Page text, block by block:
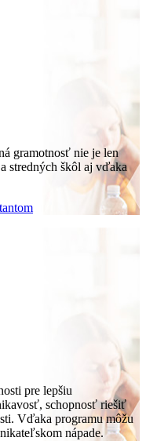
gramotnosť nie je len
stredných škôl aj vďaka
pre lepšiu
schopnosť riešiť
Vďaka programu môžu
nápade.